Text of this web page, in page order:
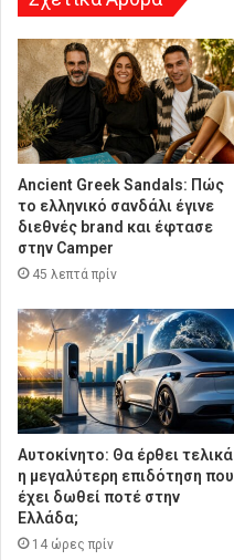
Ancient Greek Sandals: Πώς
το ελληνικό σανδάλι έγινε
διεθνές brand και έφτασε
στην Camper
45 λεπτά πρίν
Αυτοκίνητο: Θα έρθει τελικά
η μεγαλύτερη επιδότηση που
έχει δωθεί ποτέ στην
Ελλάδα;
14 ώρες πρίν